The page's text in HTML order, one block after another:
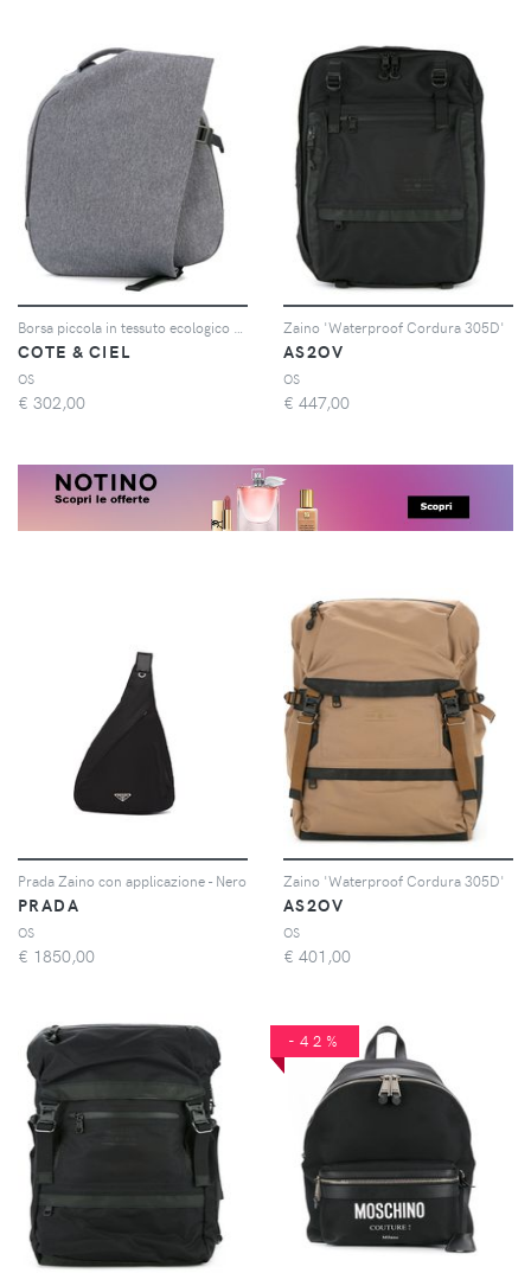
Borsa piccola in tessuto ecologico 'Isar'
COTE & CIEL
OS
€ 302,00
Zaino 'Waterproof Cordura 305D'
AS2OV
OS
€ 447,00
Prada Zaino con applicazione - Nero
PRADA
OS
€ 1850,00
Zaino 'Waterproof Cordura 305D'
AS2OV
OS
€ 401,00
-42%